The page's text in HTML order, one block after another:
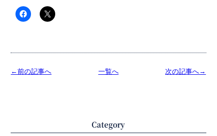
←前の記事へ 一覧へ 次の記事へ→
Category